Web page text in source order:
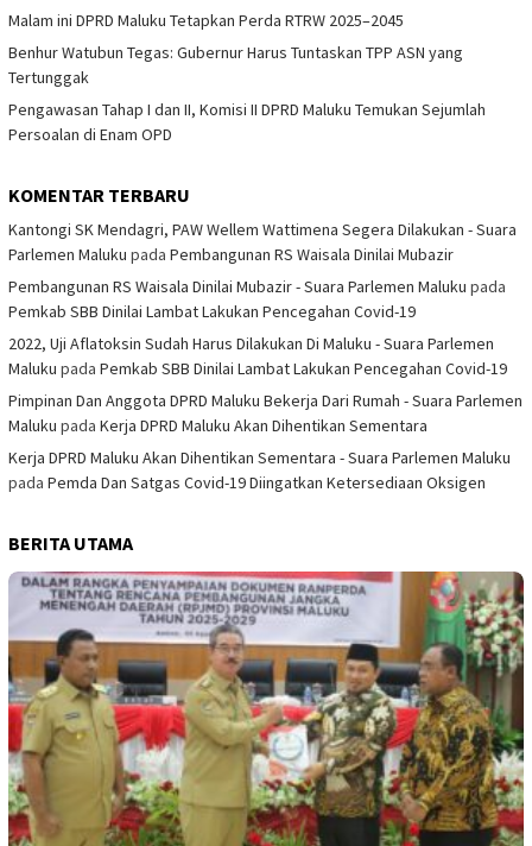
Malam ini DPRD Maluku Tetapkan Perda RTRW 2025–2045
Benhur Watubun Tegas: Gubernur Harus Tuntaskan TPP ASN yang
Tertunggak
Pengawasan Tahap I dan II, Komisi II DPRD Maluku Temukan Sejumlah
Persoalan di Enam OPD
KOMENTAR TERBARU
Kantongi SK Mendagri, PAW Wellem Wattimena Segera Dilakukan - Suara
Parlemen Maluku pada Pembangunan RS Waisala Dinilai Mubazir
Pembangunan RS Waisala Dinilai Mubazir - Suara Parlemen Maluku pada
Pemkab SBB Dinilai Lambat Lakukan Pencegahan Covid-19
2022, Uji Aflatoksin Sudah Harus Dilakukan Di Maluku - Suara Parlemen
Maluku pada Pemkab SBB Dinilai Lambat Lakukan Pencegahan Covid-19
Pimpinan Dan Anggota DPRD Maluku Bekerja Dari Rumah - Suara Parlemen
Maluku pada Kerja DPRD Maluku Akan Dihentikan Sementara
Kerja DPRD Maluku Akan Dihentikan Sementara - Suara Parlemen Maluku
pada Pemda Dan Satgas Covid-19 Diingatkan Ketersediaan Oksigen
BERITA UTAMA